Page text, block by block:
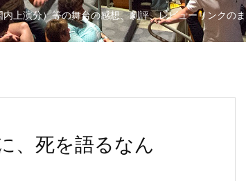
上演分）等の舞台の感想、劇評、レビューリンクの
、死を語るなん